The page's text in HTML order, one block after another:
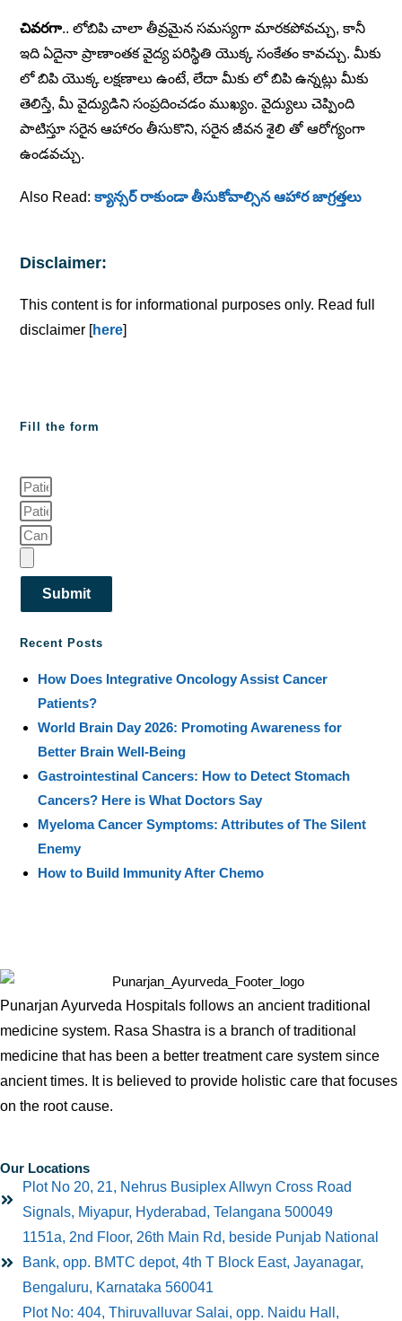
చివరగా.. లోబిపి చాలా తీవ్రమైన సమస్యగా మారకపోవచ్చు, కానీ
ఇది ఏదైనా ప్రాణాంతక వైద్య పరిస్థితి యొక్క సంకేతం కావచ్చు. మీకు
లో బిపి యొక్క లక్షణాలు ఉంటే, లేదా మీకు లో బిపి ఉన్నట్లు మీకు
తెలిస్తే, మీ వైద్యుడిని సంప్రదించడం ముఖ్యం. వైద్యులు చెప్పింది
పాటిస్తూ సరైన ఆహారం తీసుకొని, సరైన జీవన శైలి తో ఆరోగ్యంగా
ఉండవచ్చు.
Also Read:క్యాన్సర్ రాకుండా తీసుకోవాల్సిన ఆహార జాగ్రత్తలు
Disclaimer:
This content is for informational purposes only. Read full
disclaimer [here]
Fill the form
Submit
Recent Posts
How Does Integrative Oncology Assist Cancer
Patients?
World Brain Day 2026: Promoting Awareness for
Better Brain Well-Being
Gastrointestinal Cancers: How to Detect Stomach
Cancers? Here is What Doctors Say
Myeloma Cancer Symptoms: Attributes of The Silent
Enemy
How to Build Immunity After Chemo
Punarjan Ayurveda Hospitals follows an ancient traditional
medicine system. Rasa Shastra is a branch of traditional
medicine that has been a better treatment care system since
ancient times. It is believed to provide holistic care that focuses
on the root cause.
Our Locations
Plot No 20, 21, Nehrus Busiplex Allwyn Cross Road
Signals, Miyapur, Hyderabad, Telangana 500049
1151a, 2nd Floor, 26th Main Rd, beside Punjab National
Bank, opp. BMTC depot, 4th T Block East, Jayanagar,
Bengaluru, Karnataka 560041
Plot No: 404, Thiruvalluvar Salai, opp. Naidu Hall,